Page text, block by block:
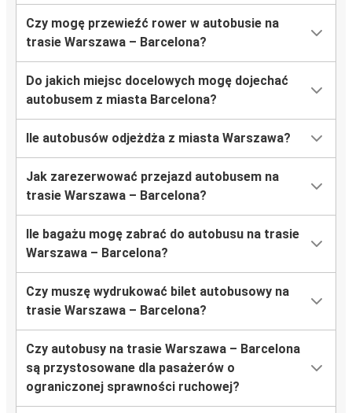
Czy mogę przewieźć rower w autobusie na
trasie Warszawa – Barcelona?
Do jakich miejsc docelowych mogę dojechać
autobusem z miasta Barcelona?
Ile autobusów odjeżdża z miasta Warszawa?
Jak zarezerwować przejazd autobusem na
trasie Warszawa – Barcelona?
Ile bagażu mogę zabrać do autobusu na trasie
Warszawa – Barcelona?
Czy muszę wydrukować bilet autobusowy na
trasie Warszawa – Barcelona?
Czy autobusy na trasie Warszawa – Barcelona
są przystosowane dla pasażerów o
ograniczonej sprawności ruchowej?